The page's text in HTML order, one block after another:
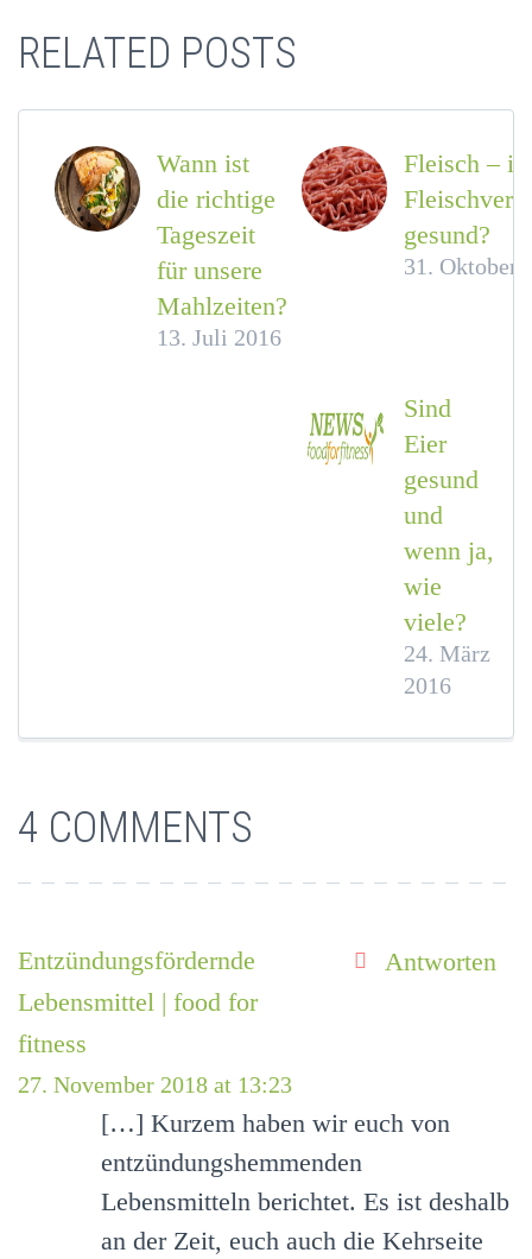
RELATED POSTS
Wann ist
die richtige
Tageszeit
für unsere
Mahlzeiten?
13. Juli 2016
Fleisch – ist
gesund?
31. Oktober
Sind
Eier
gesund
und
wenn ja,
wie
viele?
24. März
2016
4 COMMENTS
Entzündungsfördernde
Lebensmittel | food for
fitness
27. November 2018 at 13:23
Antworten
[…] Kurzem haben wir euch von
entzündungshemmenden
Lebensmitteln berichtet. Es ist deshalb
an der Zeit, euch auch die Kehrseite